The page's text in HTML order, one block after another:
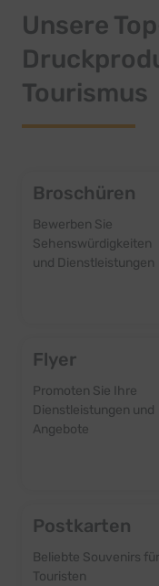
Unsere
Tourismus
Broschüren
Bewerben Sie
Sehenswürdigkeiten
und Dienstleistungen
Flyer
Promoten Sie Ihre
Dienstleistungen und
Angebote
Postkarten
Beliebte Souvenirs für
Touristen